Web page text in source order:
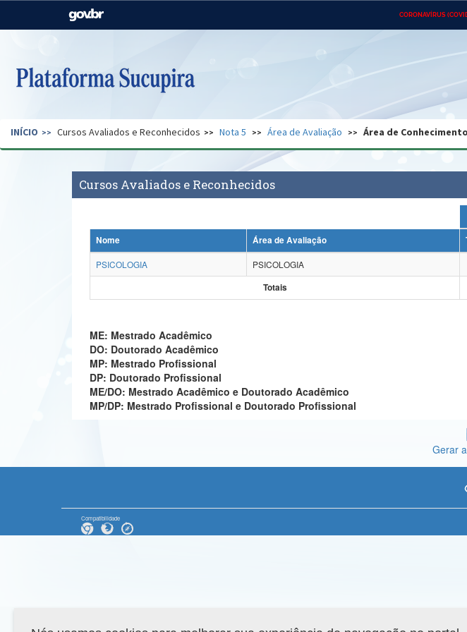
CORONAVÍRUS
Casa Civil
Pecuária e Abastecimento
Ministério do Desenvolvimento
Regional
Secretaria de Governo Gabinete de Segurança Advocacia-Geral da União
INÍCIO Cursos Avaliados e Reconhecidos Nota 5 Área de Avaliação Área de Conhecimento
Cursos Avaliados e Reconhecidos
Nome
Área de Avaliação
PSICOLOGIA
PSICOLOGIA
Totais
ME: Mestrado Acadêmico
DO: Doutorado Acadêmico
MP: Mestrado Profissional
DP: Doutorado Profissional
ME/DO: Mestrado Acadêmico e Doutorado Acadêmico
MP/DP: Mestrado Profissional e Doutorado Profissional
Gerar
Compatibilidade